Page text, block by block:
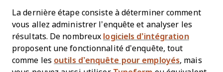
La dernière étape consiste à déterminer comment
vous allez administrer l’enquête et analyser les
résultats. De nombreux logiciels d’intégration
proposent une fonctionnalité d’enquête, tout
comme les outils d’enquête pour employés, mais